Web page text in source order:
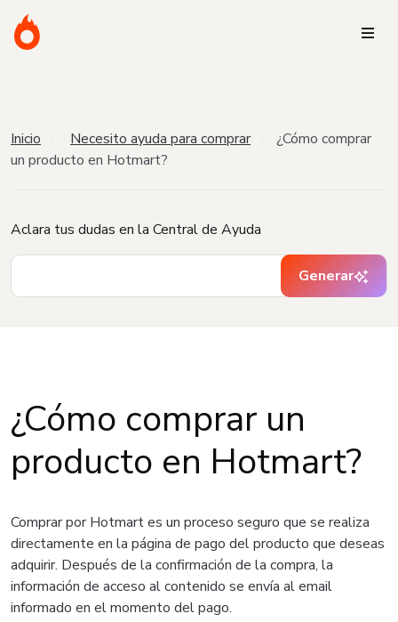
Inicio Necesito ayuda para comprar
¿Cómo comprar
un producto en Hotmart?
Aclara tus dudas en la Central de Ayuda
Generar
¿Cómo comprar un
producto en Hotmart?
Comprar por Hotmart es un proceso seguro que se realiza
directamente en la página de pago del producto que deseas
adquirir. Después de la confirmación de la compra, la
información de acceso al contenido se envía al email
informado en el momento del pago.